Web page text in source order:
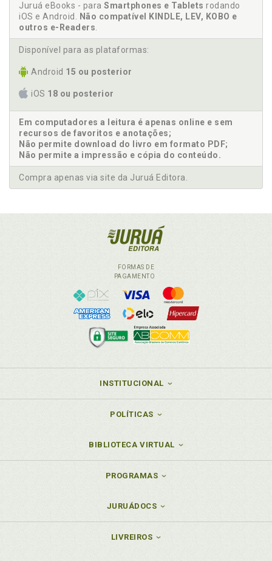
Juruá eBooks - para Smartphones e Tablets rodando
iOS e Android.
Não compatível KINDLE, LEV, KOBO e
outros e-Readers
Disponível para as plataformas:
Android 15 ou posterior
iOS 18 ou posterior
Em computadores a leitura é apenas online e sem
recursos de favoritos e anotações;
Não permite download do livro em formato PDF;
Não permite a impressão e cópia do conteúdo.
Compra apenas via site da Juruá Editora.
FORMAS DE
PAGAMENTO
INSTITUCIONAL
POLÍTICAS
BIBLIOTECA VIRTUAL
PROGRAMAS
JURUÁDOCS
LIVREIROS